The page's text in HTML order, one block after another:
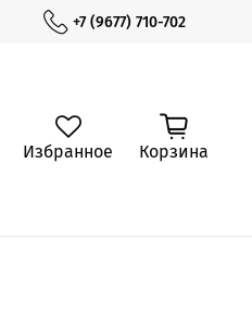
+7 (9677) 710-702
Избранное Корзина